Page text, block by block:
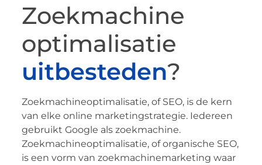
Zoekmachine
optimalisatie
uitbesteden?
Zoekmachineoptimalisatie, of SEO, is de kern
van elke online marketingstrategie. Iedereen
gebruikt Google als zoekmachine.
Zoekmachineoptimalisatie, of organische SEO,
is een vorm van zoekmachinemarketing waar